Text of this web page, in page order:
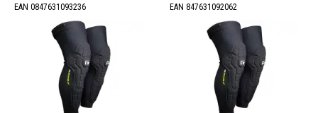
M (5)
S (6)
XL (8)
EAN 0847631093236 EAN 847631092062